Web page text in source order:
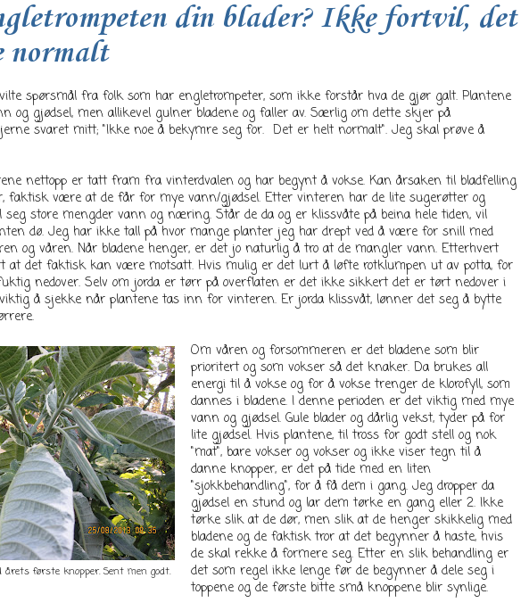
din blader? Ikke fortvil, det
normalt
spørsmål fra folk som har engletrompeter, som ikke forstår hva de gjør galt. Plantene
og gjødsel, men allikevel gulner bladene og faller av. Særlig om dette skjer på
svaret mitt; "Ikke noe å bekymre seg for. Det er helt normalt". Jeg skal prøve å
nettopp er tatt fram fra vinterdvalen og har begynt å vokse. Kan årsaken til bladfelling
faktisk være at de får for mye vann/gjødsel. Etter vinteren har de lite sugerøtter og
store mengder vann og næring. Står de da og er klissvåte på beina hele tiden, vil
dø. Jeg har ikke tall på hvor mange planter jeg har drept ved å være for snill med
og våren. Når bladene henger, er det jo naturlig å tro at de mangler vann. Etterhvert
at det faktisk kan være motsatt. Hvis mulig er det lurt å løfte rotklumpen ut av potta, for
nedover. Selv om jorda er tørr på overflaten er det ikke sikkert det er tørt nedover i
å sjekke når plantene tas inn for vinteren. Er jorda klissvåt, lønner det seg å bytte
årets første knopper. Sent men godt.
Om våren og forsommeren er det bladene som blir
prioritert og som vokser så det knaker. Da brukes all
energi til å vokse og for å vokse trenger de klorofyll, som
dannes i bladene. I denne perioden er det viktig med mye
vann og gjødsel. Gule blader og dårlig vekst, tyder på for
lite gjødsel. Hvis plantene, til tross for godt stell og nok
"mat", bare vokser og vokser og ikke viser tegn til å
danne knopper, er det på tide med en liten
"sjokkbehandling", for å få dem i gang. Jeg dropper da
gjødsel en stund og lar dem tørke en gang eller 2. Ikke
tørke slik at de dør, men slik at de henger skikkelig med
bladene og de faktisk tror at det begynner å haste, hvis
de skal rekke å formere seg. Etter en slik behandling er
det som regel ikke lenge før de begynner å dele seg i
toppene og de første bitte små knoppene blir synlige.